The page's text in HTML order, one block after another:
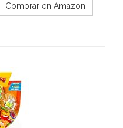
Comprar en Amazon